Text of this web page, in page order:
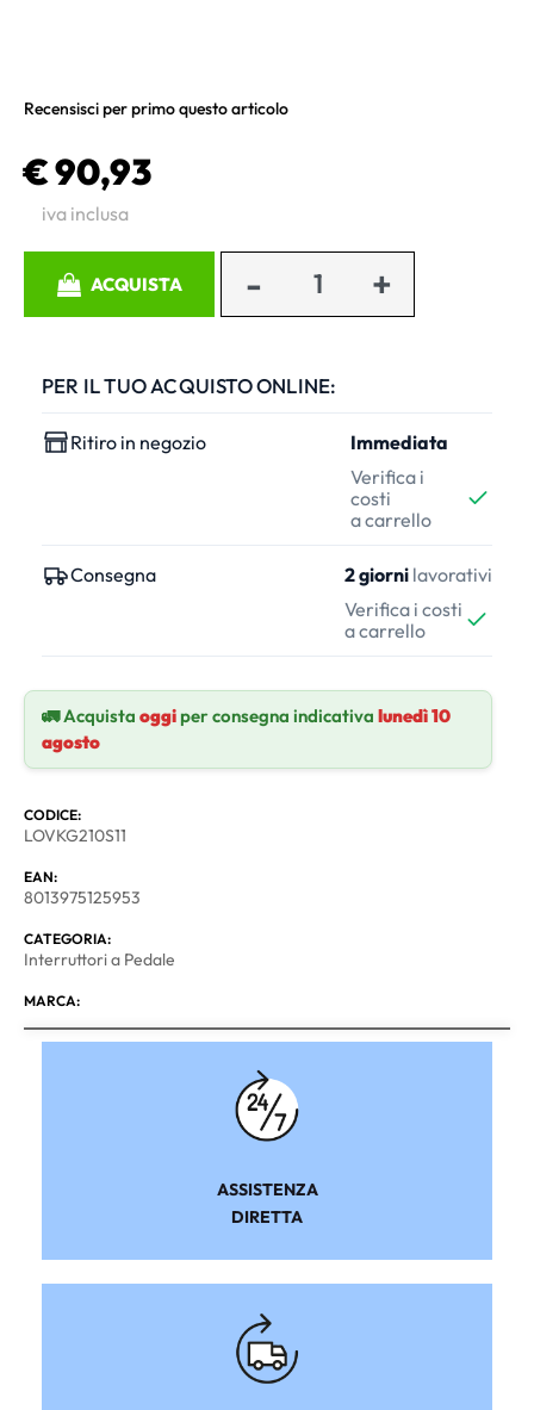
Recensisci per primo questo articolo
€ 90,93
iva inclusa
ACQUISTA
PER IL TUO ACQUISTO ONLINE:
Ritiro in negozio
Immediata
Verifica i
costi
a carrello
Consegna 2 giorni lavorativi
Verifica i costi
a carrello
🚛 Acquista oggiper consegna indicativa lunedì 10
agosto
CODICE:
LOVKG210S11
EAN:
8013975125953
CATEGORIA:
Interruttori a Pedale
MARCA:
ASSISTENZA
DIRETTA